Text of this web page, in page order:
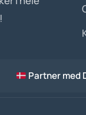
Partner med